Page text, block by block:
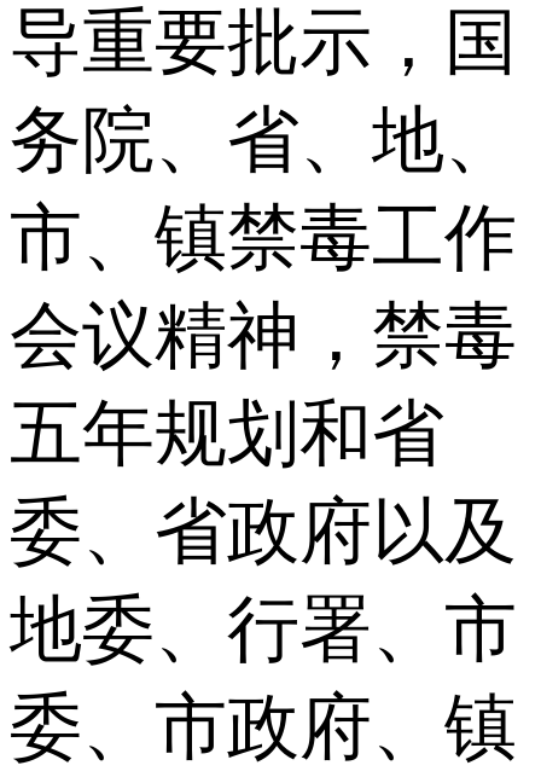
导重要批示，国
务院、省、地、
市、镇禁毒工作
会议精神，禁毒
五年规划和省
委、省政府以及
地委、行署、市
委、市政府、镇